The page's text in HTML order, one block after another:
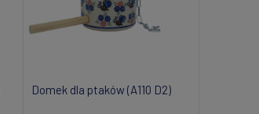
Domek dla ptaków (A110 D2)